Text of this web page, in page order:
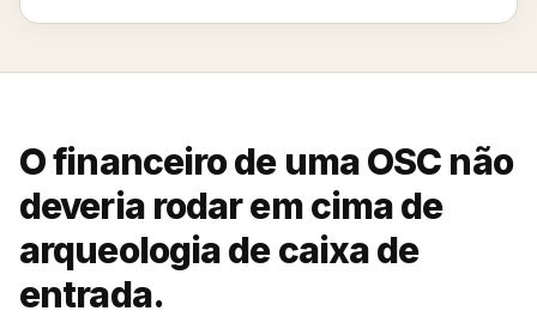
O financeiro de uma OSC não
deveria rodar em cima de
arqueologia de caixa de
entrada.